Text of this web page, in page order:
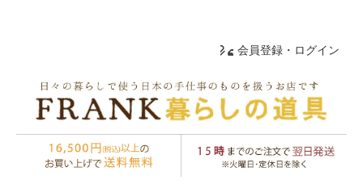
会員登録・ログイン